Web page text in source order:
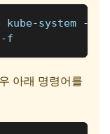
kube-system
--
-f
아래 명령어를